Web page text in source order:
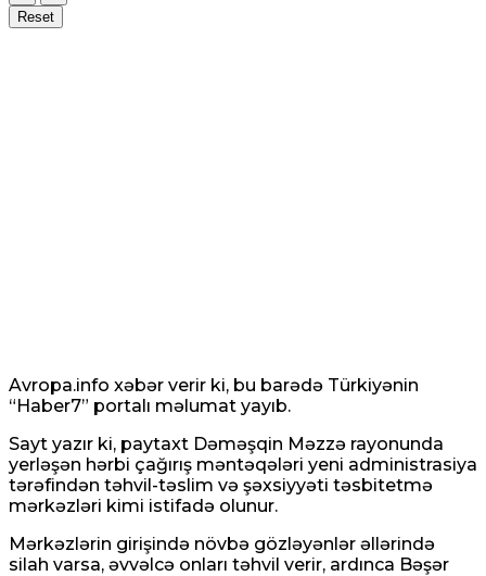
Reset
Avropa.info xəbər verir ki, bu barədə Türkiyənin
“Haber7” portalı məlumat yayıb.
Sayt yazır ki, paytaxt Dəməşqin Məzzə rayonunda
yerləşən hərbi çağırış məntəqələri yeni administrasiya
tərəfindən təhvil-təslim və şəxsiyyəti təsbitetmə
mərkəzləri kimi istifadə olunur.
Mərkəzlərin girişində növbə gözləyənlər əllərində
silah varsa, əvvəlcə onları təhvil verir, ardınca Bəşər